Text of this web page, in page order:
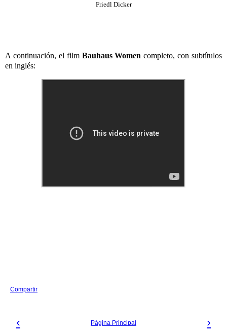
Friedl Dicker
A continuación, el film Bauhaus Women completo, con subtítulos
en inglés:
Compartir
‹ ›
Página Principal